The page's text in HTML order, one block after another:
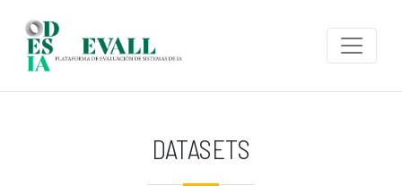
DATASETS